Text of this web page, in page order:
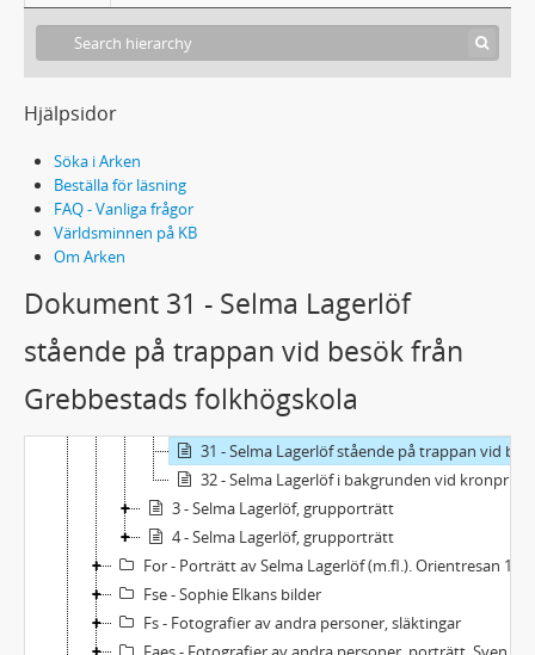
Hjälpsidor
Söka i Arken
Beställa för läsning
FAQ - Vanliga frågor
Världsminnen på KB
Om Arken
Dokument 31 - Selma Lagerlöf
stående på trappan vid besök från
Grebbestads folkhögskola
331 - MANUSKRIPT, DRAMATISERINGAR, ÖVERSÄTTNINGAR
332 - KORREKTUR
333 - TRYCK
334 - PRESSKLIPP
336 - FOTOGRAFIER
Fe - Selma Lagerlöf, porträtt
Fg - Selma Lagerlöf, grupporträtt
3 - Selma Lagerlöf med häst och vagn
5 - Selma Lagerlöf vid invigningen av Dr. Åbergs barnhem, Lappnäs i Sunne, Värmland 1928
8 - Selma Lagerlöf tillsammans med den finlandssvenska aktrisen Birgit Sergelius
23 - Selma Lagerlöf tillsammans med Ragnar och Maud Hyltén-Cavalllius på trappan till Mårbacka
30 - Selma Lagerlöf på en trappan klappandes en hund vid Grebbestads folkhögskola
31 - Selma Lagerlöf stående på trappan vid besök från Grebbestads folkhögskola
32 - Selma Lagerlöf i bakgrunden vid kronprinsparets besök
3 - Selma Lagerlöf, grupporträtt
4 - Selma Lagerlöf, grupporträtt
For - Porträtt av Selma Lagerlöf (m.fl.). Orientresan 1899-1900
Fse - Sophie Elkans bilder
Fs - Fotografier av andra personer, släktingar